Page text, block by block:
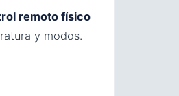
remoto físico
y modos.